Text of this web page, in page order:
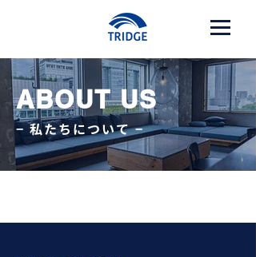
ABOUT US
​− 私たちについて −